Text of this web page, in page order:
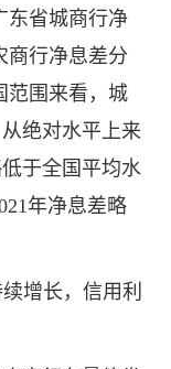
东省城商行净
商行净息差分
范围来看，城
绝对水平上来
于全国平均水
年净息差略
增长，信用利